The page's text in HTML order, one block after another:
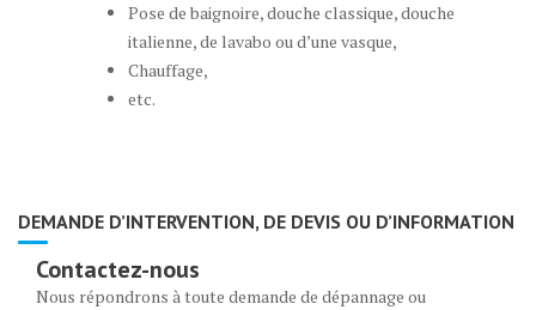
Pose de baignoire, douche classique, douche
italienne, de lavabo ou d’une vasque,
Chauffage,
etc.
DEMANDE D’INTERVENTION, DE DEVIS OU D’INFORMATION
Contactez-nous
Nous répondrons à toute demande de dépannage ou